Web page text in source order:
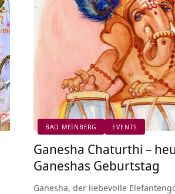
BAD MEINBERG EVENTS
Ganesha Chaturthi –
Ganeshas Geburtstag
Ganesha, der liebevolle